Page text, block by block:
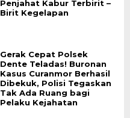
Penjahat Kabur Terbirit –
Birit Kegelapan
Gerak Cepat Polsek
Dente Teladas! Buronan
Kasus Curanmor Berhasil
Dibekuk, Polisi Tegaskan
Tak Ada Ruang bagi
Pelaku Kejahatan